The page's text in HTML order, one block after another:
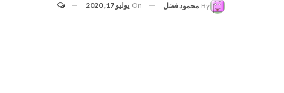
By محمود فضل On يوليو 17, 2020